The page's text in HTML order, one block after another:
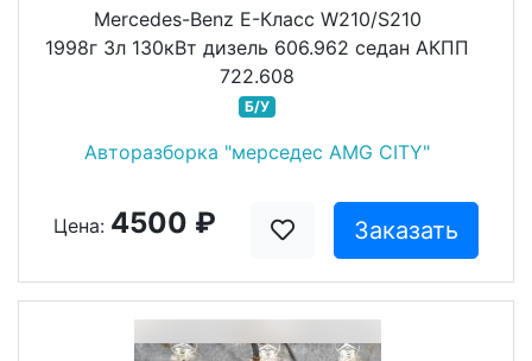
Mercedes-Benz E-Класс W210/S210
1998г 3л 130кВт дизель 606.962 седан АКПП
722.608
Б/У
Авторазборка "мерседес AMG CITY"
Цена: 4500 ₽ Заказать